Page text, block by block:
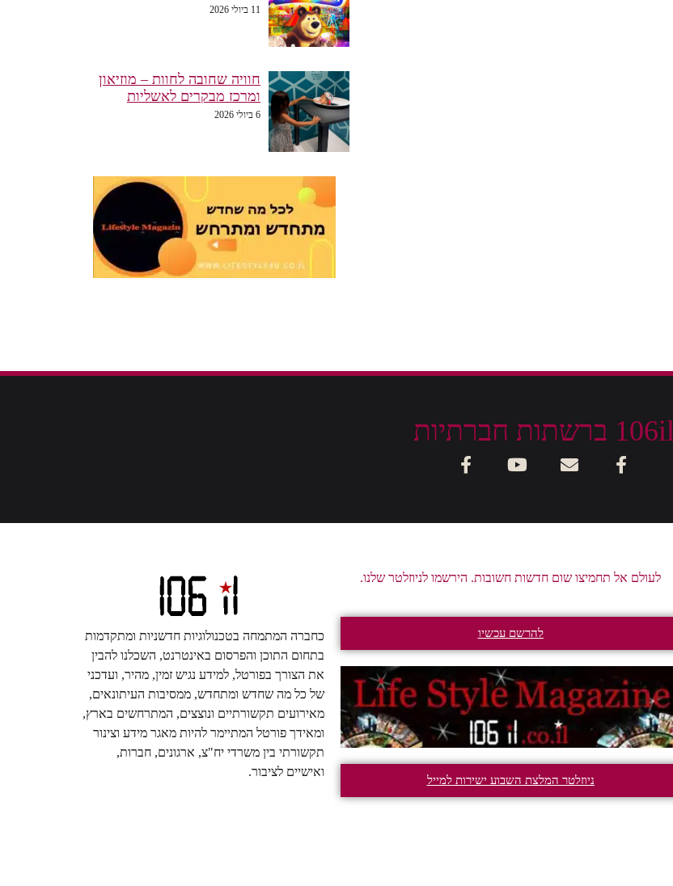
11 ביולי 2026
חוויה שחובה לחוות – מוזיאון
ומרכז מבקרים לאשליות
6 ביולי 2026
106il ברשתות חברתיות
לעולם אל תחמיצו שום חדשות חשובות. הירשמו לניוזלטר שלנו.
להרשם עכשיו
ניוזלטר המלצת השבוע ישירות למייל
כחברה המתמחה בטכנולוגיות חדשניות ומתקדמות
בתחום התוכן והפרסום באינטרנט, השכלנו להבין
את הצורך בפורטל, למידע נגיש זמין, מהיר, ועדכני
של כל מה שחדש ומתחדש, ממסיבות העיתונאים,
מאירועים תקשורתיים ונוצצים, המתרחשים בארץ,
ומאידך פורטל המתיימר להיות מאגר מידע וצינור
תקשורתי בין משרדי יח"צ, ארגונים, חברות,
ואישיים לציבור.